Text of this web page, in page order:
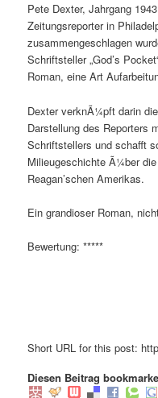
Pete Dexter, Jahrgang
Zeitungsreporter in
zusammengeschlagen
Schriftsteller „God’s
Roman, eine Art
Dexter verknÃ¼pft darin
Darstellung des Reporters
Schriftstellers und schafft
Milieugeschichte Ã¼ber
Reagan’schen Amerikas.
Ein grandioser Roman,
Bewertung: *****
Short URL for this post:
Diesen Beitrag